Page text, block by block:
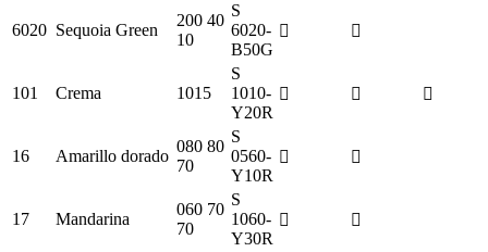
6020 Sequoia Green
200 40
10
S
6020-
B50G
101 Crema 1015
S
1010-
Y20R
16 Amarillo dorado
080 80
70
S
0560-
Y10R
17 Mandarina
060 70
70
S
1060-
Y30R